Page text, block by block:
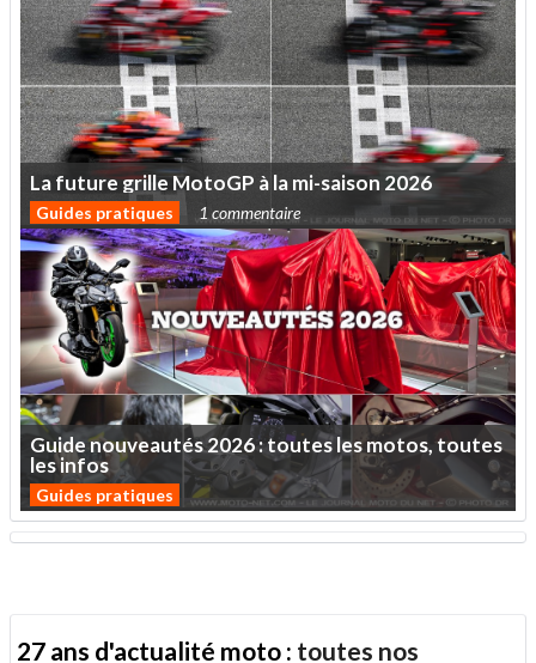
Lafuturegrille MotoGP àlami-saison 2026
Guides pratiques 1 commentaire
Guidenouveautés2026:touteslesmotos,toutes
lesinfos
Guides pratiques
27 ans d'actualité moto : toutes nos